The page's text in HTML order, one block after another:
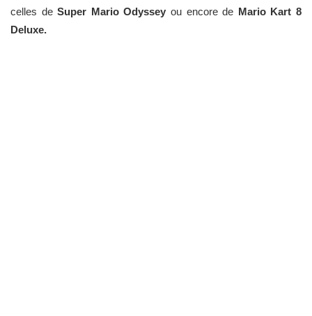
celles deSuper Mario Odysseyou encore de Mario Kart 8
Deluxe.